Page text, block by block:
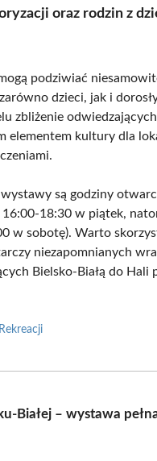
oraz rodzin z
podziwiać
dzieci, jak i
zbliżenie
elementem kultury dla
są godziny
18:30 w piątek,
w sobotę). Warto
niezapomnianych
Bielsko-Białą do Hali
Białej – wystawa